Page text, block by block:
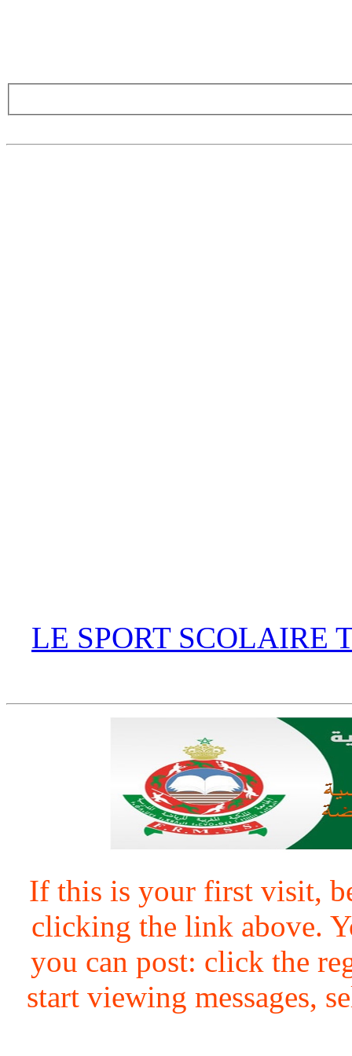
LE SPORT SCOLAIRE
If this is your first visit,
clicking the link above.
you can post: click the
start viewing messages,